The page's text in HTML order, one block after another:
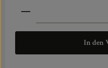
Produkt Anzahl: Gib
In den